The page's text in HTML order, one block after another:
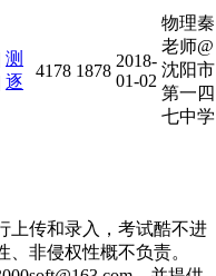
测
逐
4178 1878
2018-
01-02
物理秦
老师@
沈阳市
第一四
七中学
上传和录入，考试酷不进
非侵权性概不负责。